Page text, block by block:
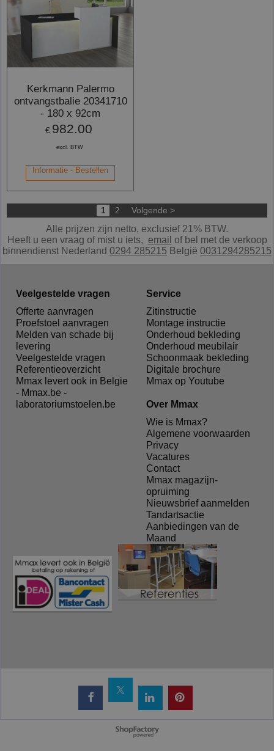
Kerkmann Palermo
ontvangstbalie 20341710
- 180 x 92cm
€ 982.00
excl. BTW
Informatie - Bestellen
1 2 Volgende >
Alle prijzen zijn netto, exclusief 21% BTW.
Heeft u een vraag of mist u iets, email of bel met de verkoop
binnendienst Nederland 0294 285215 België 0031294285215
Veelgestelde vragen
Offerte aanvragen
Proefstoel aanvragen
Melden van schade bij
levering
Veelgestelde vragen
Referentieoverzicht
Mmax levert ook in Belgie
- Mmax.be -
laboratoriumstoelen.be
Service
Zitinstructie
Montage instructie
Onderhoud bekleding
Onderhoud meubilair
Schoonmaak bekleding
Digitale brochure
Mmax op Youtube
Over Mmax
Wie is Mmax?
Algemene voorwaarden
Privacy
Vacatures
Contact
Mmax magazijn-
opruiming
Nieuwsbrief aanmelden
Tandartsactie
Aanbiedingen van de
Maand
Webwinkel gemaakt met
ShopFactory webwinkel